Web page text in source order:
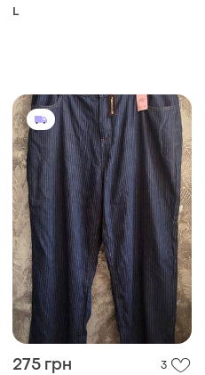
275 грн 3
Джинси котонові брюки
4XL і ще 1